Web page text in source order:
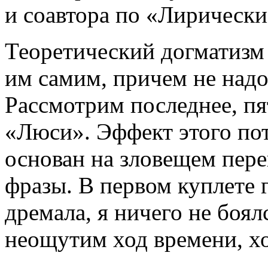
и соавтора по
Теоретический
им самим, причем не
Рассмотрим последнее,
«Люси». Эффект этого
основан на зловещем
фразы. В первом куплете
дремала, я ничего не
неощутим ход времени,